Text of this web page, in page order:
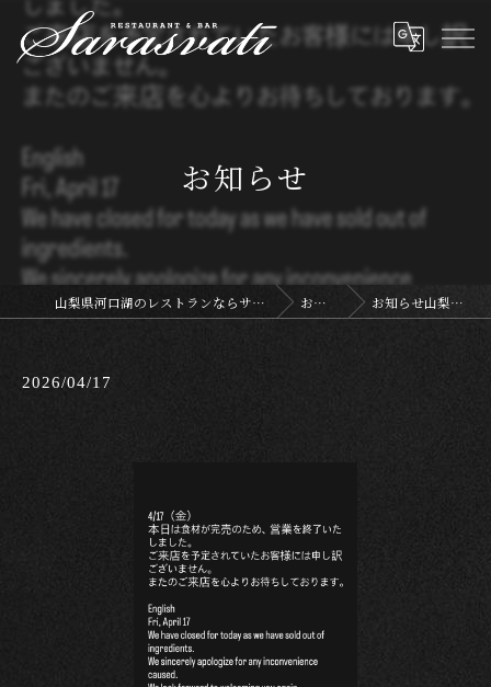
お知らせ
山梨県河口湖のレストランならサラスヴァティー お知らせ お知らせ山梨県河口…
2026/04/17